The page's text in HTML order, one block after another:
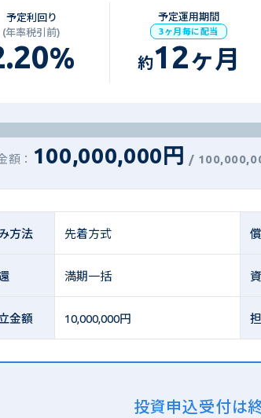
予定利回り
(年率税引前)
%
予定運用期間
3ヶ月毎に配当
約12ヶ月
額： 100,000,000円 /
方法 先着方式
満期一括
金額 10,000,000円
投資申込受付は